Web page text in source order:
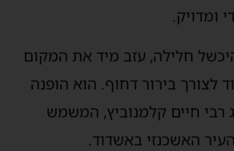
חלילה, עזב מיד את המקום
בירור דחוף. הוא הופנה
חיים קלמנוביץ, המשמש
האשכנזי באשדוד.